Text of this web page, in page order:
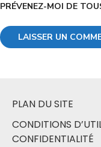
PRÉVENEZ-MOI DE
PLAN DU SITE
CONDITIONS
CONFIDENTIALITÉ